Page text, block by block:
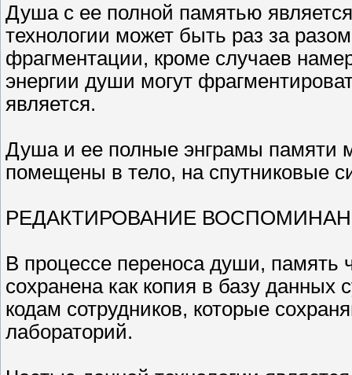
Душа с ее полной памятью
технологии может быть раз за
фрагментации, кроме случаев
энергии души могут
является.
Душа и ее полные энграмы памяти
помещены в тело, на спутниковые
РЕДАКТИРОВАНИЕ
В процессе переноса души, память
сохранена как копия в базу
кодам сотрудников, которые
лабораторий.